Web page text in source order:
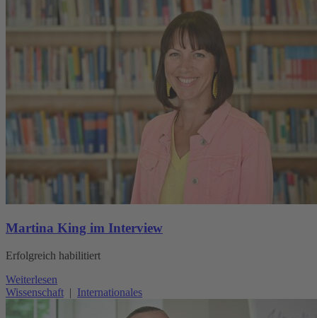
Martina King im Interview
Erfolgreich habilitiert
Weiterlesen
Wissenschaft | Internationales